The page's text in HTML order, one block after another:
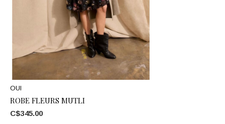
OUI
ROBE FLEURS MUTLI
C$345.00